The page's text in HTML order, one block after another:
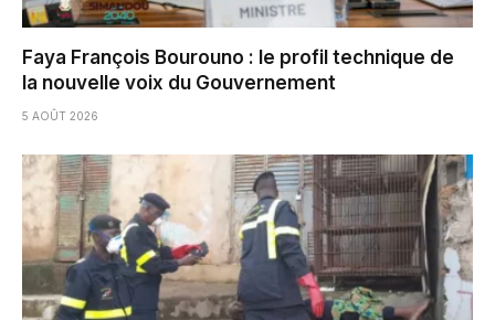
Faya François Bourouno : le profil technique de
la nouvelle voix du Gouvernement
5 AOÛT 2026